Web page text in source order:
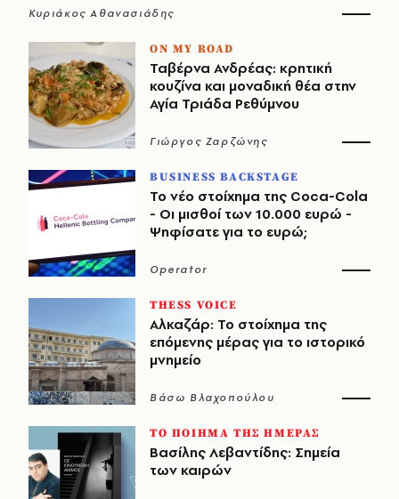
Κυριάκος Αθανασιάδης
ON MY ROAD
Ταβέρνα Ανδρέας: κρητική
κουζίνα και μοναδική θέα στην
Αγία Τριάδα Ρεθύμνου
Γιώργος Ζαρζώνης
BUSINESS BACKSTAGE
Το νέο στοίχημα της Coca-Cola
- Οι μισθοί των 10.000 ευρώ -
Ψηφίσατε για το ευρώ;
Operator
THESS VOICE
Αλκαζάρ: Το στοίχημα της
επόμενης μέρας για το ιστορικό
μνημείο
Βάσω Βλαχοπούλου
ΤΟ ΠΟΙΗΜΑ ΤΗΣ ΗΜΕΡΑΣ
Βασίλης Λεβαντίδης: Σημεία
των καιρών